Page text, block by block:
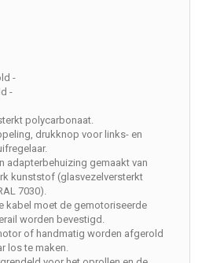
-
-
polycarbonaat.
drukknop voor links- en
adapterbehuizing gemaakt van
kunststof (glasvezelversterkt
7030).
kabel moet de gemotoriseerde
worden bevestigd.
of handmatig worden afgerold
los te maken.